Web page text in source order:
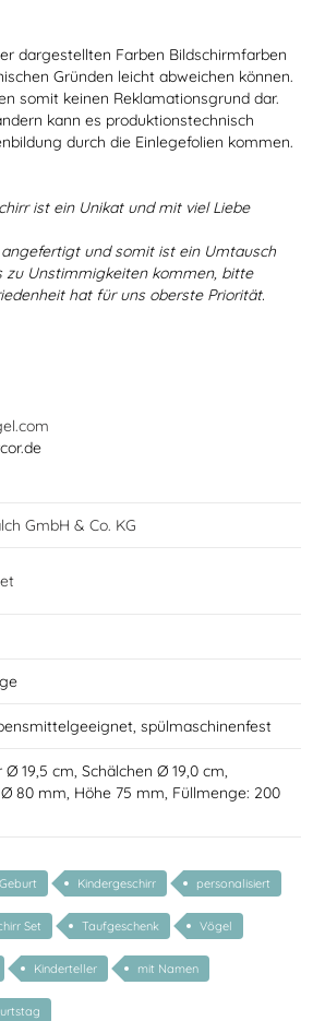
dargestellten Farben Bildschirmfarben
Gründen leicht abweichen können.
somit keinen Reklamationsgrund dar.
kann es produktionstechnisch
durch die Einlegefolien kommen.
ist ein Unikat und mit viel Liebe
und somit ist ein Umtausch
zu Unstimmigkeiten kommen, bitte
hat für uns oberste Priorität.
GmbH & Co. KG
spülmaschinenfest
Ø 19,5 cm, Schälchen Ø 19,0 cm,
80 mm, Höhe 75 mm, Füllmenge: 200
Kindergeschirr personalisiert
Set Taufgeschenk Vögel
Kinderteller mit Namen